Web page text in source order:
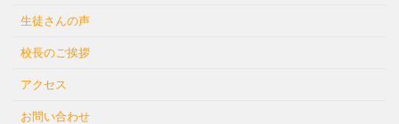
生徒さんの声
校長のご挨拶
アクセス
お問い合わせ